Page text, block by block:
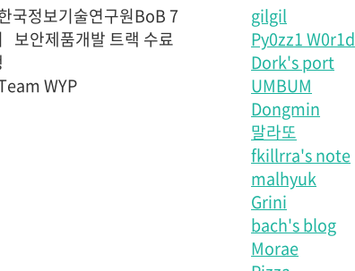
국정보기술연구원BoB 7
보안제품개발 트랙 수료
WYP
gilgil
Py0zz1 W0r1d
Dork's port
UMBUM
Dongmin
말라또
fkillrra's note
malhyuk
Grini
bach's blog
Morae